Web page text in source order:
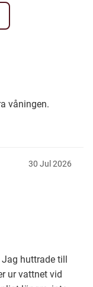
våningen.
30 Jul 2026
huttrade till
ur vattnet vid